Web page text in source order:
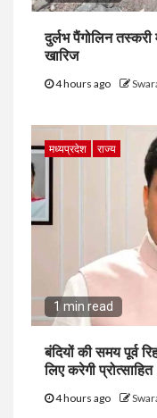
दुर्लभ पैंगोलिन
खारिज
4 hours ago
मध्यप्रदेश राज्य
1 min read
बंदियों की समय पूर्व
लिए करेगी
4 hours ago